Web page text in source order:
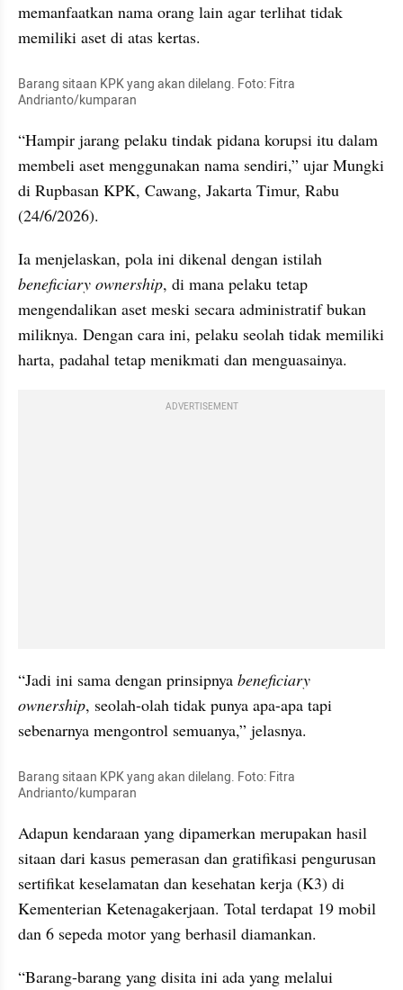
memanfaatkan nama orang lain agar terlihat tidak
memiliki aset di atas kertas.
Barang sitaan KPK yang akan dilelang. Foto: Fitra
Andrianto/kumparan
“Hampir jarang pelaku tindak pidana korupsi itu dalam
membeli aset menggunakan nama sendiri,” ujar Mungki
di Rupbasan KPK, Cawang, Jakarta Timur, Rabu
(24/6/2026).
beneficiary ownership, di mana pelaku tetap
mengendalikan aset meski secara administratif bukan
miliknya. Dengan cara ini, pelaku seolah tidak memiliki
harta, padahal tetap menikmati dan menguasainya.
ADVERTISEMENT
“Jadi ini sama dengan prinsipnya beneficiary
ownership, seolah-olah tidak punya apa-apa tapi
sebenarnya mengontrol semuanya,” jelasnya.
Barang sitaan KPK yang akan dilelang. Foto: Fitra
Andrianto/kumparan
Adapun kendaraan yang dipamerkan merupakan hasil
sitaan dari kasus pemerasan dan gratifikasi pengurusan
sertifikat keselamatan dan kesehatan kerja (K3) di
Kementerian Ketenagakerjaan. Total terdapat 19 mobil
dan 6 sepeda motor yang berhasil diamankan.
“Barang-barang yang disita ini ada yang melalui